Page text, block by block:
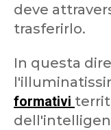
deve
trasferirlo.
In questa
formativi